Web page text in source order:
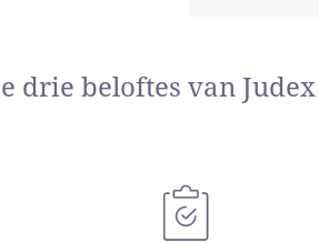
drie beloftes van Judex